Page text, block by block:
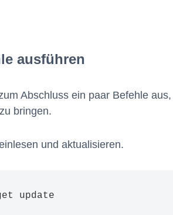
ausführen
Abschluss ein paar Befehle
bringen.
und aktualisieren.
update